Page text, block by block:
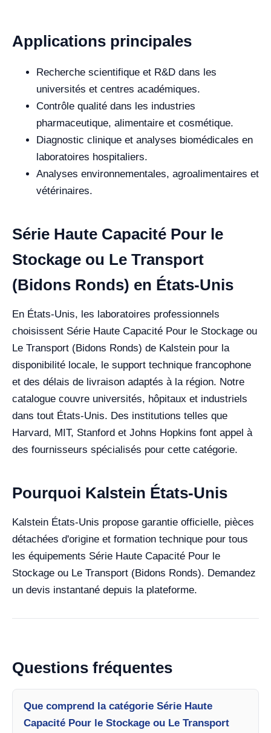
Applications principales
Recherche scientifique et R&D dans les
universités et centres académiques.
Contrôle qualité dans les industries
pharmaceutique, alimentaire et cosmétique.
Diagnostic clinique et analyses biomédicales en
laboratoires hospitaliers.
Analyses environnementales, agroalimentaires et
vétérinaires.
Série Haute Capacité Pour le
Stockage ou Le Transport
(Bidons Ronds) en États-Unis
En États-Unis, les laboratoires professionnels
choisissent Série Haute Capacité Pour le Stockage ou
Le Transport (Bidons Ronds) de Kalstein pour la
disponibilité locale, le support technique francophone
et des délais de livraison adaptés à la région. Notre
catalogue couvre universités, hôpitaux et industriels
dans tout États-Unis. Des institutions telles que
Harvard, MIT, Stanford et Johns Hopkins font appel à
des fournisseurs spécialisés pour cette catégorie.
Pourquoi Kalstein États-Unis
Kalstein États-Unis propose garantie officielle, pièces
détachées d'origine et formation technique pour tous
les équipements Série Haute Capacité Pour le
Stockage ou Le Transport (Bidons Ronds). Demandez
un devis instantané depuis la plateforme.
Questions fréquentes
Que comprend la catégorie Série Haute
Capacité Pour le Stockage ou Le Transport